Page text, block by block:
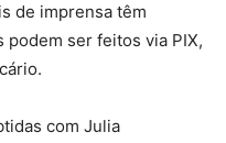
de imprensa têm
podem ser feitos via PIX,
com Julia